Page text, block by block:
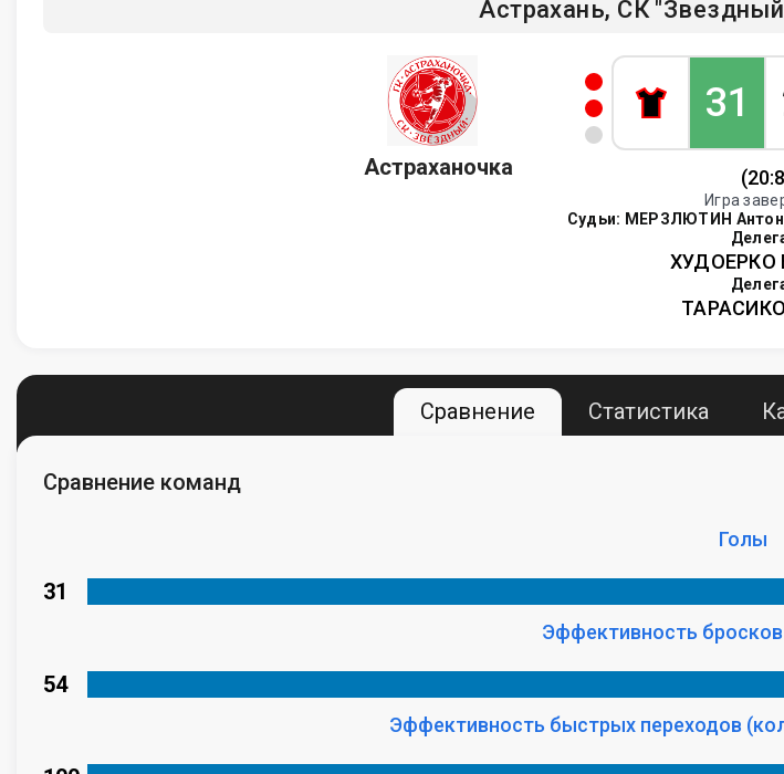
Астрахань, СК
Астраханочка
31
Игра
Судьи: МЕРЗЛЮТИН
ХУДОЕРКО
Сравнение Статистика
Сравнение команд
Голы
31
Эффективность
54
Эффективность быстрых переходов